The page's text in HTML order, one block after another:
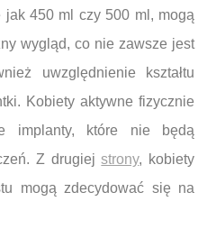
jak 450 ml czy 500 ml, mogą
wygląd, co nie zawsze jest
uwzględnienie kształtu
Kobiety aktywne fizycznie
implanty, które nie będą
Z drugiejstrony, kobiety
mogą zdecydować się na